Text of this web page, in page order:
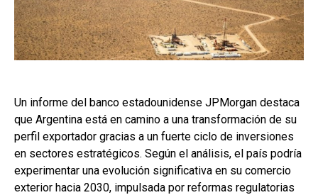
Un informe del banco estadounidense JPMorgan destaca
que Argentina está en camino a una transformación de su
perfil exportador gracias a un fuerte ciclo de inversiones
en sectores estratégicos. Según el análisis, el país podría
experimentar una evolución significativa en su comercio
exterior hacia 2030, impulsada por reformas regulatorias